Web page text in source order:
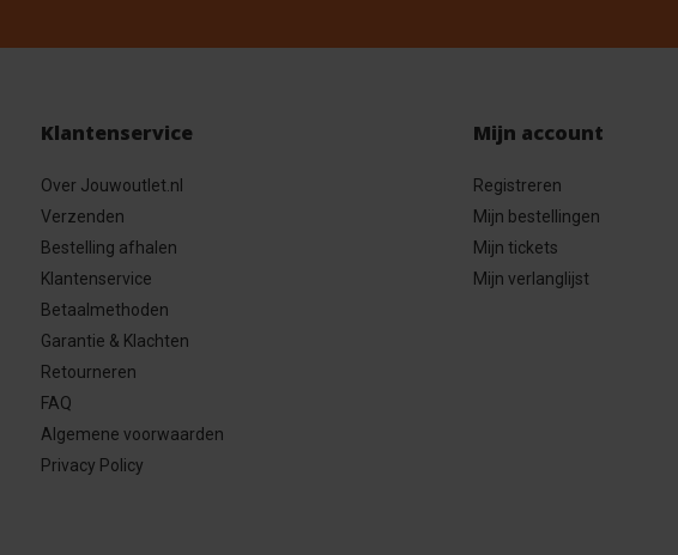
Klantenservice
Over Jouwoutlet.nl
Verzenden
Bestelling afhalen
Klantenservice
Betaalmethoden
Garantie & Klachten
Retourneren
FAQ
Algemene voorwaarden
Privacy Policy
Mijn account
Registreren
Mijn bestellingen
Mijn tickets
Mijn verlanglijst